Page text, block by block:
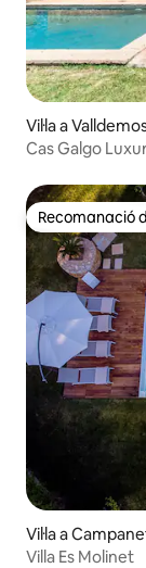
Vil·la a
Cas Galgo
Recomanació
Recomanació
Vil·la a
Villa Es Molinet